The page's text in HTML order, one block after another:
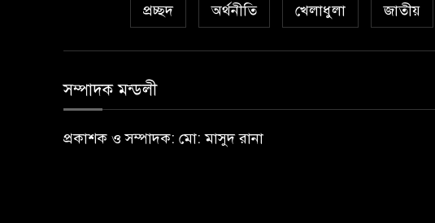
প্রচ্ছদ অর্থনীতি খেলাধুলা জাতীয়
সম্পাদক মন্ডলী
প্রকাশক ও সম্পাদক: মো: মাসুদ রানা